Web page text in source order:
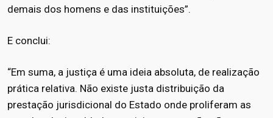
demais dos homens e das instituições”.
E conclui:
“Em suma, a justiça é uma ideia absoluta, de realização
prática relativa. Não existe justa distribuição da
prestação jurisdicional do Estado onde proliferam as